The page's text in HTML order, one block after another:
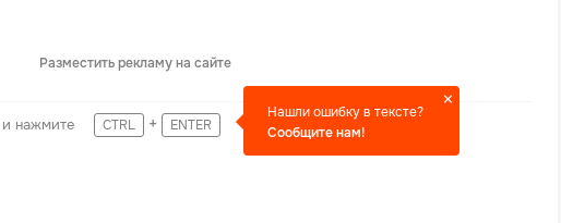
Разместить рекламу на сайте
нажмите CTRL + ENTER
Нашли ошибку в тексте?
Сообщите нам!